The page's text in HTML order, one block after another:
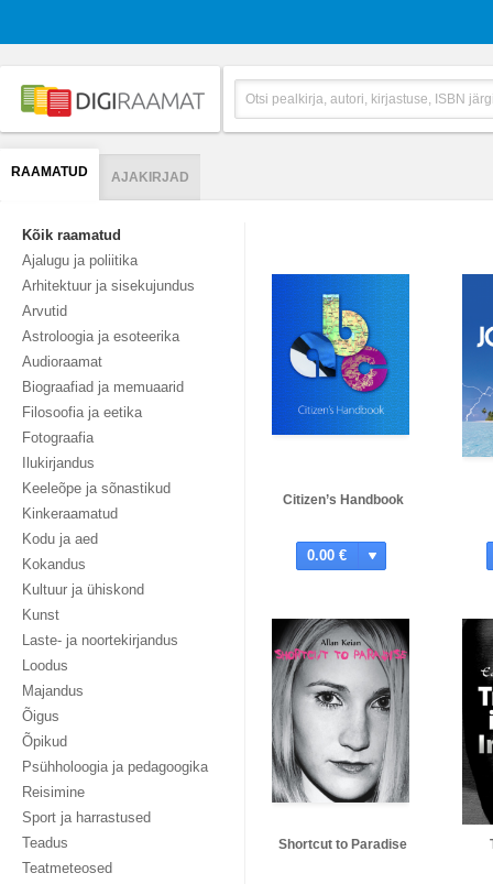
RAAMATUD AJAKIRJAD
Kõik raamatud
Ajalugu ja poliitika
Arhitektuur ja sisekujundus
Arvutid
Astroloogia ja esoteerika
Audioraamat
Biograafiad ja memuaarid
Filosoofia ja eetika
Fotograafia
Ilukirjandus
Keeleõpe ja sõnastikud
Kinkeraamatud
Kodu ja aed
Kokandus
Kultuur ja ühiskond
Kunst
Laste- ja noortekirjandus
Loodus
Majandus
Õigus
Õpikud
Psühholoogia ja pedagoogika
Reisimine
Sport ja harrastused
Teadus
Teatmeteosed
Citizen’s Handbook
0.00 €
Shortcut to Paradise